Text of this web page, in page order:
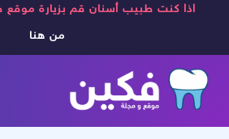
اذا كنت طبيب أسنان قم بزيارة موقع
من هنا